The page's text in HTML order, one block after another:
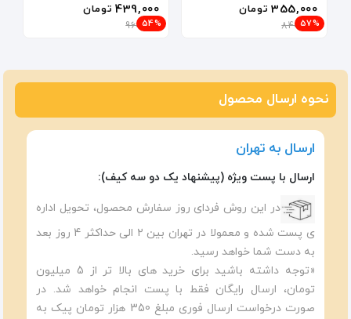
439,000 تومان
960,000
54%
355,000 تومان
840,000
57%
نحوه ارسال محصول
ارسال به تهران
ارسال با پست ویژه (پیشنهاد یک دو سه کیف):
در این روش فردای روز سفارش محصول، تحویل اداره
ی پست شده و معمولا در تهران بین ۲ الی حداکثر 4 روز بعد
به دست شما خواهد رسید.
«توجه داشته باشید برای خرید های بالا تر از 5 میلیون
تومان، ارسال رایگان فقط با پست انجام خواهد شد. در
صورت درخواست ارسال فوری مبلغ 350 هزار تومان پیک به